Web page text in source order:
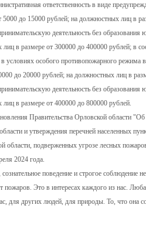
ответственность в виде
5000 до 15000 рублей; на должностных лиц в
деятельность без образования
лиц в размере от 300000 до 400000 рублей; в
условиях особого противопожарного режима
до 20000 рублей; на должностных лиц в
деятельность без образования
в размере от 400000 до 800000 рублей.
Правительства Орловской области
и утверждения перечней населенных
области, подверженных угрозе лесных
2024 года.
поведение и строгое соблюдение
пожаров. Это в интересах каждого из нас.
для других людей, для природы. То, что она